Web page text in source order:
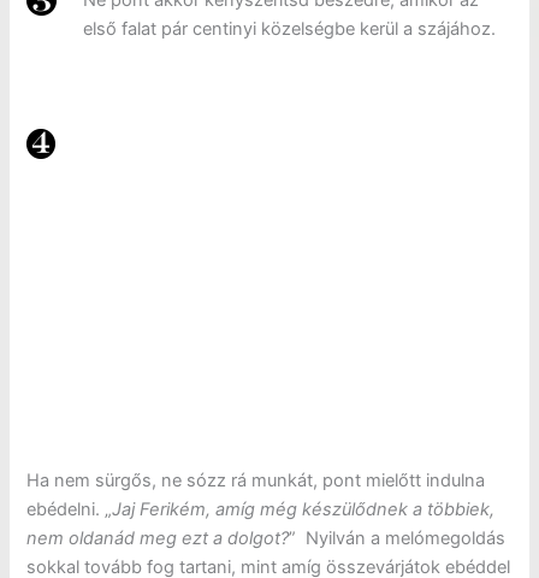
első falat pár centinyi közelségbe kerül a szájához.
Ha nem sürgős, ne sózz rá munkát, pont mielőtt indulna
ebédelni. „Jaj Ferikém, amíg még készülődnek a többiek,
nem oldanád meg ezt a dolgot?” Nyilván a melómegoldás
sokkal tovább fog tartani, mint amíg összevárjátok ebéddel